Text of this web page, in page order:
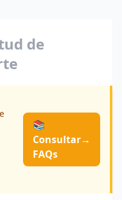
de
📚
Consultar
FAQs
→